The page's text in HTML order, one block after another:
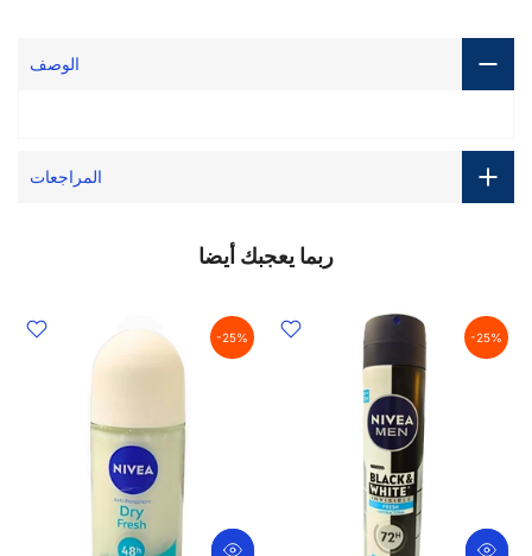
الوصف
المراجعات
ربما يعجبك أيضا
-25% -25%